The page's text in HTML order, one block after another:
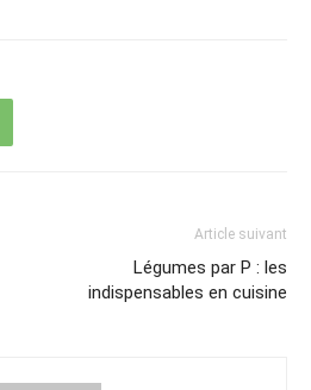
Article suivant
Légumes par P : les
indispensables en cuisine